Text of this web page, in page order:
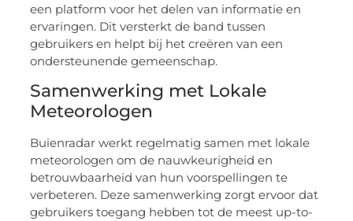
een platform voor het delen van informatie en
ervaringen. Dit versterkt de band tussen
gebruikers en helpt bij het creëren van een
ondersteunende gemeenschap.
Samenwerking met Lokale
Meteorologen
Buienradar werkt regelmatig samen met lokale
meteorologen om de nauwkeurigheid en
betrouwbaarheid van hun voorspellingen te
verbeteren. Deze samenwerking zorgt ervoor dat
gebruikers toegang hebben tot de meest up-to-